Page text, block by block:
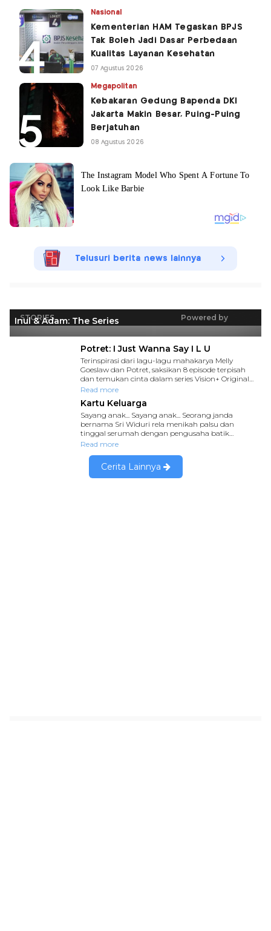
Nasional
Kementerian HAM Tegaskan BPJS
Tak Boleh Jadi Dasar Perbedaan
Kualitas Layanan Kesehatan
07 Agustus 2026
Megapolitan
Kebakaran Gedung Bapenda DKI
Jakarta Makin Besar, Puing-Puing
Berjatuhan
08 Agustus 2026
Telusuri berita news lainnya